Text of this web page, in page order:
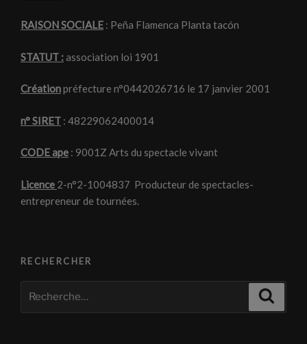
RAISON SOCIALE : Peña Flamenca Planta tacón
STATUT :association loi 1901
Créationpréfecture n°0442026716 le 17 janvier 2001
n° SIRET : 48229062400014
CODE ape : 9001Z Arts du spectacle vivant
Licence 2-n°2-1004837 Producteur de spectacles-
entrepreneur de tournées.
RECHERCHER